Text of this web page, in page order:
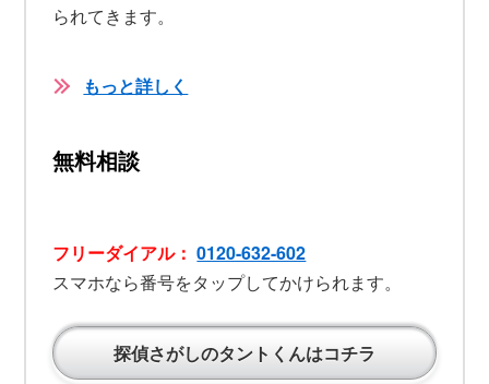
られてきます。
もっと詳しく
無料相談
フリーダイアル：0120-632-602
スマホなら番号をタップしてかけられます。
探偵さがしのタントくんはコチラ